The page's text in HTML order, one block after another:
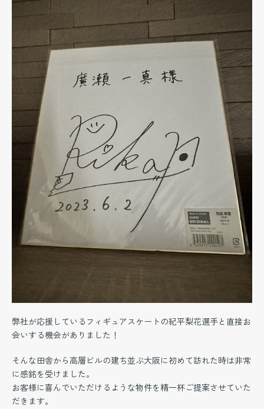
弊社が応援しているフィギュアスケートの紀平梨花選手と直接お
会いする機会がありました！
そんな田舎から高層ビルの建ち並ぶ大阪に初めて訪れた時は非常
に感銘を受けました。
お客様に喜んでいただけるような物件を精一杯ご提案させていた
だきます。